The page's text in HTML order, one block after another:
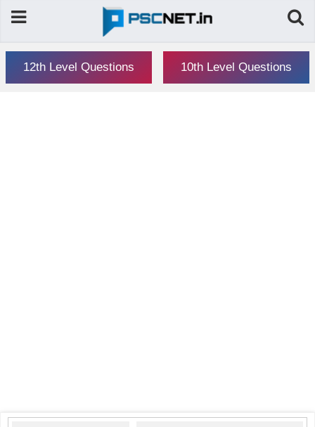
12th Level Questions 10th Level Questions